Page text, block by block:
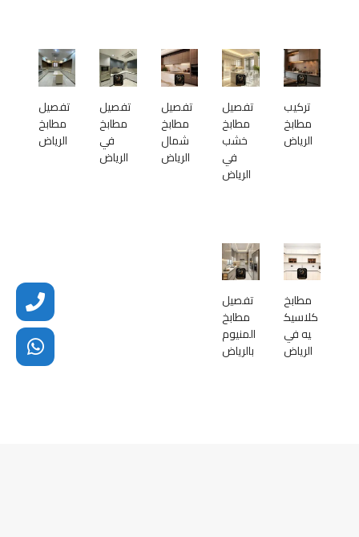
تركيب
مطابخ
الرياض
تفصيل
مطابخ
خشب
في
الرياض
تفصيل
مطابخ
شمال
الرياض
تفصيل
مطابخ
في
الرياض
تفصيل
مطابخ
الرياض
مطابخ
كلاسيك
يه في
الرياض
تفصيل
مطابخ
المنيوم
بالرياض